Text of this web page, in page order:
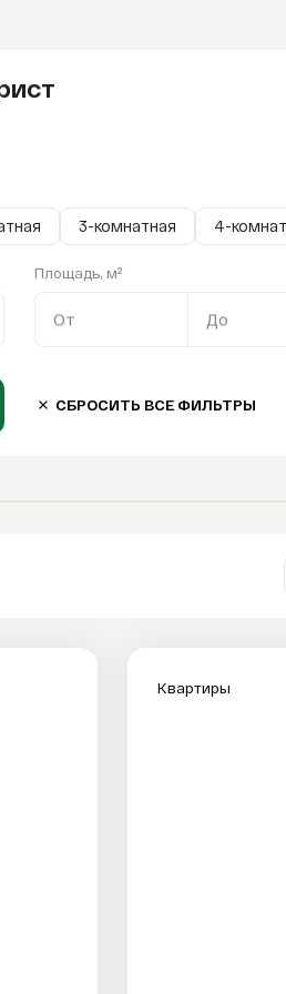
3-комнатная 4-
Площадь, м²
От До
СБРОСИТЬ ВСЕ ФИЛЬТРЫ
Квартиры